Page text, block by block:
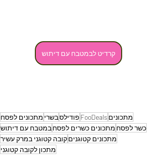
קרדיט לבמטבח עם דיתוש
מתכונים FooDeals פודילסבשרי מתכונים לפסח
כשר לפסח מתכונים כשרים לפסחבמטבח עם דיתוש
מתכונים קטוגניםקובה קטוגני במרק עשיר
מתכון לקובה קטוגני